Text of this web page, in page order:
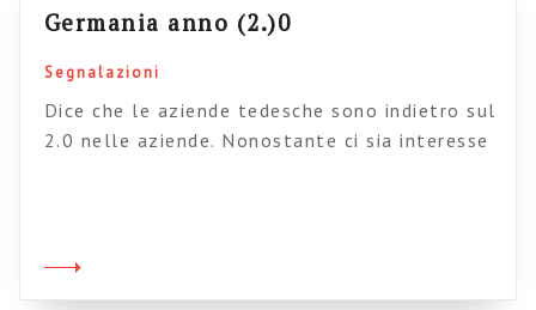
Germania anno (2.)0
Segnalazioni
Dice che le aziende tedesche sono indietro sul
2.0 nelle aziende. Nonostante ci sia interesse